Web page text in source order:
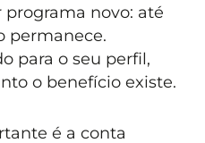
novo: até
permanece.
para o seu perfil,
o benefício existe.
é a conta